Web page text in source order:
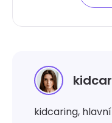
kidcaring,